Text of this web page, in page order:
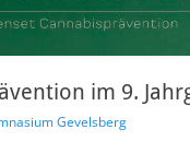
im 9.
Gevelsberg